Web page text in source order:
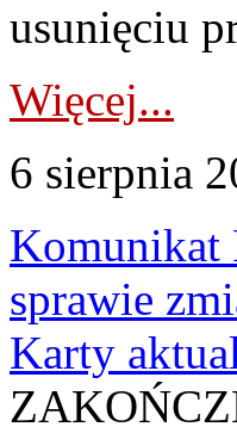
usunięciu
Więcej...
6 sierpnia
Komunikat
sprawie
Karty